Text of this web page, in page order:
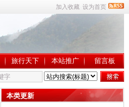
加入收藏 设为首页
旅行天下 本站推广 留言板
本类更新